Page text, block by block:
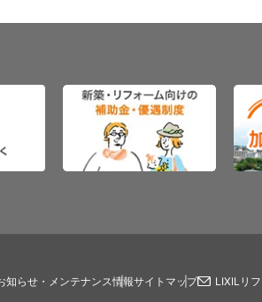
知らせ・メンテナンス情報サイトマップ LIXILリ